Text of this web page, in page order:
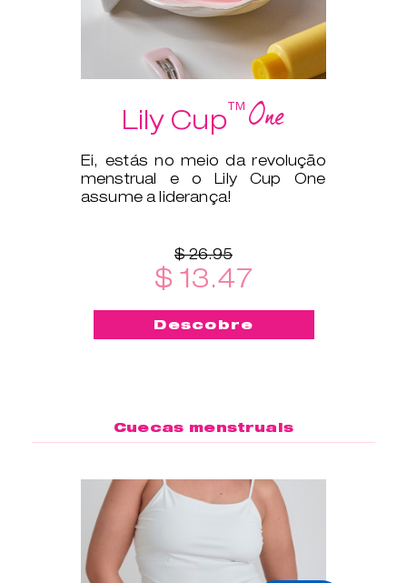
Lily Cup™One
Ei, estás no meio da revolução
menstrual e o Lily Cup One
assume a liderança!
$ 26.95
$ 13.47
Descobre
Cuecas menstruais